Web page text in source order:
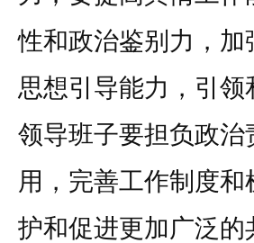
性和政治鉴别力，
思想引导能力，引
领导班子要担负政
用，完善工作制度
护和促进更加广泛的